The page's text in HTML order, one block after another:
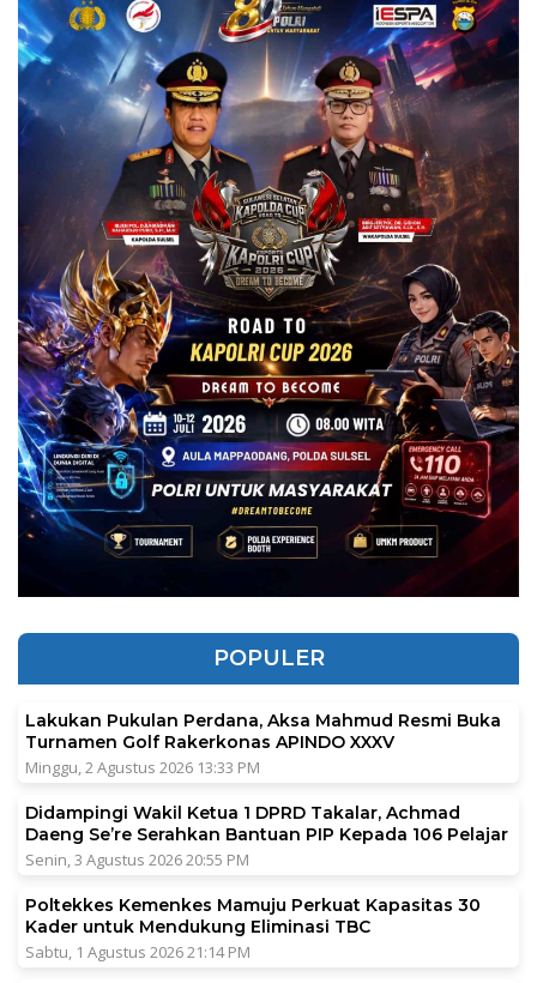
POPULER
Lakukan Pukulan Perdana, Aksa Mahmud Resmi Buka
Turnamen Golf Rakerkonas APINDO XXXV
Minggu, 2 Agustus 2026 13:33 PM
Didampingi Wakil Ketua 1 DPRD Takalar, Achmad
Daeng Se’re Serahkan Bantuan PIP Kepada 106 Pelajar
Senin, 3 Agustus 2026 20:55 PM
Poltekkes Kemenkes Mamuju Perkuat Kapasitas 30
Kader untuk Mendukung Eliminasi TBC
Sabtu, 1 Agustus 2026 21:14 PM